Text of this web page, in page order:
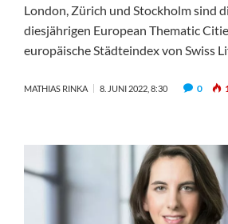
London, Zürich und Stockholm sind
diesjährigen European Thematic
europäische Städteindex von Swiss
MATHIAS RINKA 8. JUNI 2022, 8:30 0